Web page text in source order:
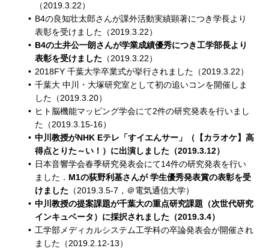
（2019.3.22）
B4の良知壮太郎さんが課外活動実績顕著につき学長より
表彰を受けました（2019.3.22）
B4の土井公一朗さんが学業成績優秀につき工学部長より
表彰を受けました （2019.3.22）
2018FY 千葉大学卒業式が挙行されました（2019.3.22）
千葉大 中川・大塚研究室として初の追いコンを開催しま
した（2019.3.20）
ヒト脳機能マッピング学会にて2件の研究発表を行いまし
た（2019.3.15-16）
中川教授がNHK Eテレ「すイエんサー」（【カラオケ】高
得点とりた～い！）に出演しました（2019.3.12）
日本音響学会春季研究発表会にて14件の研究発表を行い
ました． M1の荻野利基さんが 学生優秀発表賞の表彰を受
けました （2019.3.5-7，＠電気通信大学）
中川教授の提案課題が千葉大の重点研究課題（次世代研究
インキュベータ）に採択されました（2019.3.4）
工学部メディカルシステム工学科の卒論発表会が開催され
ました（2019.2.12-13）